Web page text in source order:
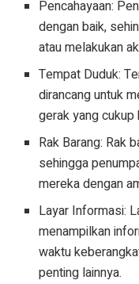
Pencahayaan:
dengan baik,
atau melakukan
Tempat Duduk:
dirancang untuk
gerak yang cukup
Rak Barang: Rak
sehingga
mereka dengan
Layar Informasi:
menampilkan
waktu
penting lainnya.